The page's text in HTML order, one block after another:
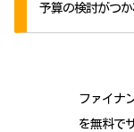
予算の検討がつ
ファイナ
を無料で